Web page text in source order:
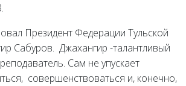
Президент Федерации Тульской
Сабуров. Джахангир -талантливый
Сам не упускает
совершенствоваться и, конечно,